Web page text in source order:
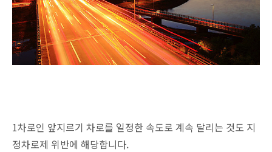
1차로인 앞지르기 차로를 일정한 속도로 계속 달리는 것도 지
정차로제 위반에 해당합니다.